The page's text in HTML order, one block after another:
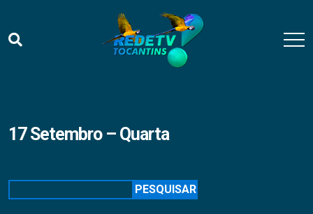
17 Setembro – Quarta
PESQUISAR